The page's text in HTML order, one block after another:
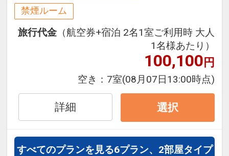
●朝食●
和洋ブッフェ
会場 1Ｆオールデイダイニング
時間 7:00～10:00(L.O.9:30)
禁煙ルーム
旅行代金 （航空券+宿泊 2名1室ご利用時 大人
1名様あたり）
100,100円
空き： 7室(08月07日13:00時点)
詳細 選択
すべてのプランを見る6プラン、2部屋タイプ